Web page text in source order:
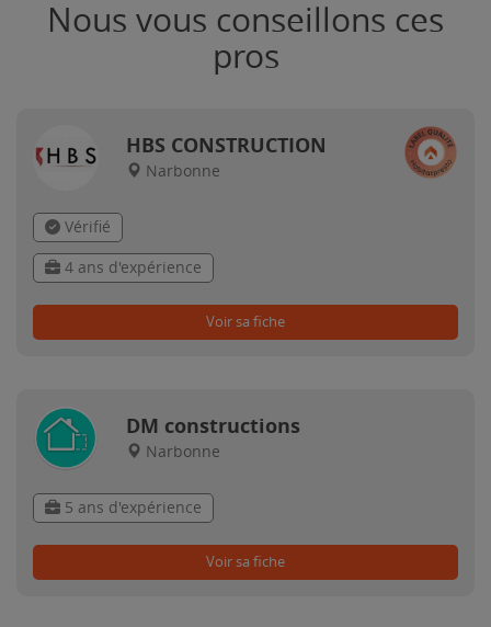
Nous vous conseillons ces
pros
HBS CONSTRUCTION
Narbonne
Vérifié
4 ans d'expérience
Voir sa fiche
DM constructions
Narbonne
5 ans d'expérience
Voir sa fiche